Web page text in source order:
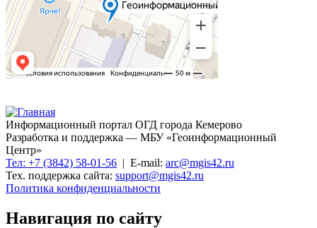
Информационный портал ОГД города Кемерово
Разработка и поддержка — МБУ «Геоинформационный
Центр»
Тел: +7 (3842) 58-01-56 | E-mail: arc@mgis42.ru
Тех. поддержка сайта: support@mgis42.ru
Политика конфиденциальности
Навигация по сайту